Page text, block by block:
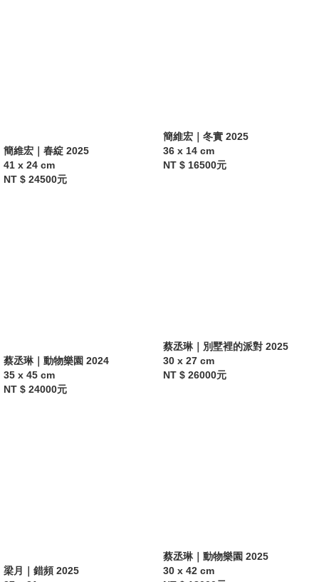
簡維宏｜冬實 2025
36 x 14 cm
NT $ 16500元
簡維宏｜春綻 2025
41 x 24 cm
NT $ 24500元
蔡丞琳｜別墅裡的派對 2025
30 x 27 cm
NT $ 26000元
蔡丞琳｜動物樂園 2024
35 x 45 cm
NT $ 24000元
蔡丞琳｜動物樂園 2025
30 x 42 cm
梁月｜錯頻 2025